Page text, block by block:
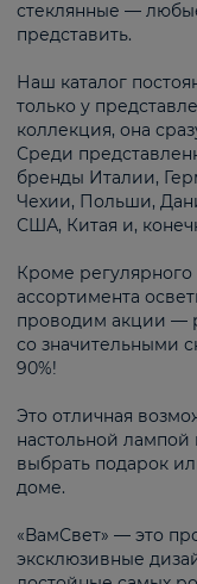
стеклянные —
представить.
Наш каталог
только у
коллекция, она
Среди
бренды Италии,
Чехии, Польши,
США, Китая и,
Кроме
ассортимента
проводим акции —
со значительными
90%!
Это отличная
настольной
выбрать подарок
доме.
«ВамСвет» — это
эксклюзивные